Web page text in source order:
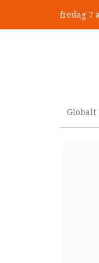
huvudinnehåll
fredag 7
Globalt